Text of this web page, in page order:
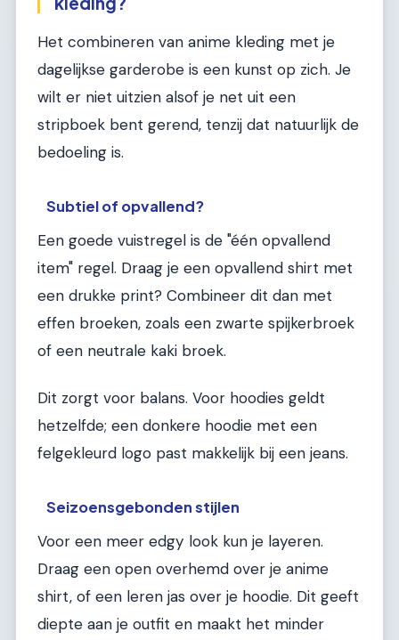
Het combineren van anime kleding met je
dagelijkse garderobe is een kunst op zich. Je
wilt er niet uitzien alsof je net uit een
stripboek bent gerend, tenzij dat natuurlijk de
bedoeling is.
Subtiel of opvallend?
Een goede vuistregel is de "één opvallend
item" regel. Draag je een opvallend shirt met
een drukke print? Combineer dit dan met
effen broeken, zoals een zwarte spijkerbroek
of een neutrale kaki broek.
Dit zorgt voor balans. Voor hoodies geldt
hetzelfde; een donkere hoodie met een
felgekleurd logo past makkelijk bij een jeans.
Seizoensgebonden stijlen
Voor een meer edgy look kun je layeren.
Draag een open overhemd over je anime
shirt, of een leren jas over je hoodie. Dit geeft
diepte aan je outfit en maakt het minder